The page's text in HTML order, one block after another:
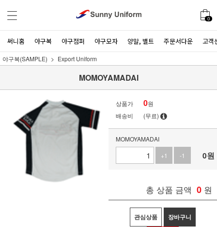
0
써니홈 야구복 야구점퍼 야구모자 양말, 밸트 주문서다운 고객
야구복(SAMPLE) Export Uniform
MOMOYAMADAI
상품가 0원
배송비
(무료)
MOMOYAMADAI
+1
-1 0원
총 상품 금액 0 원
관심상품 장바구니